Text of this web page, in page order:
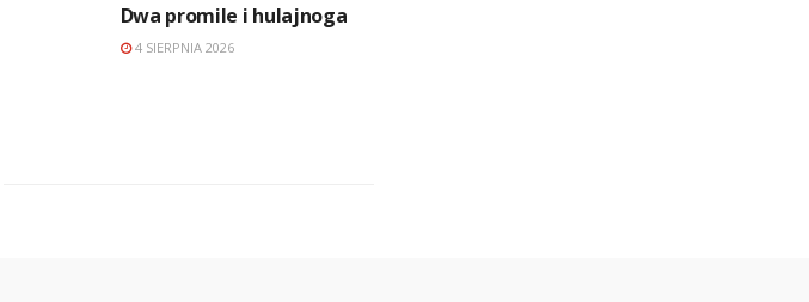
Dwa promile i hulajnoga
4 SIERPNIA 2026